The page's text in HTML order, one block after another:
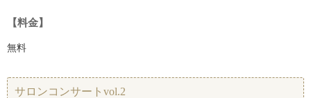
【料金】
無料
サロンコンサートvol.2